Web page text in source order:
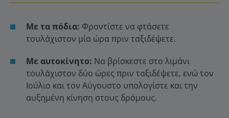
Με τα πόδια: Φροντίστε να φτάσετε
τουλάχιστον μία ώρα πριν ταξιδέψετε.
Με αυτοκίνητο: Να βρίσκεστε στο λιμάνι
τουλάχιστον δύο ώρες πριν ταξιδέψετε, ενώ τον
Ιούλιο και τον Αύγουστο υπολογίστε και την
αυξημένη κίνηση στους δρόμους.